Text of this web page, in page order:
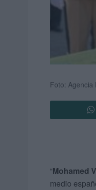
Foto: Agencia
“Mohamed
medio